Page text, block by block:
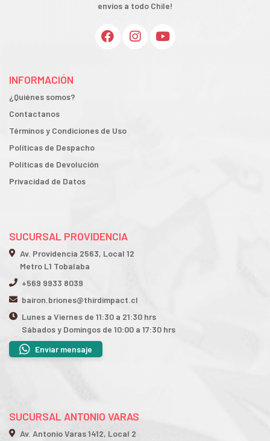
envíos a todo Chile!
INFORMACIÓN
¿Quiénes somos?
Contactanos
Términos y Condiciones de Uso
Políticas de Despacho
Políticas de Devolución
Privacidad de Datos
SUCURSAL PROVIDENCIA
Av. Providencia 2563, Local 12
Metro L1 Tobalaba
+569 9933 8039
bairon.briones@thirdimpact.cl
Lunes a Viernes de 11:30 a 21:30 hrs
Sábados y Domingos de 10:00 a 17:30 hrs
Enviar mensaje
SUCURSAL ANTONIO VARAS
Av. Antonio Varas 1412, Local 2